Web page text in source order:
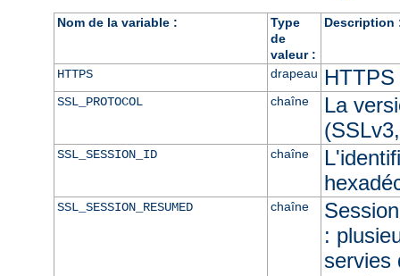
Nom de la variable :
Type
de
valeur :
Description
HTTPS drapeau
SSL_PROTOCOL chaîne
La
SSL_SESSION_ID chaîne
SSL_SESSION_RESUMED chaîne
:
servies